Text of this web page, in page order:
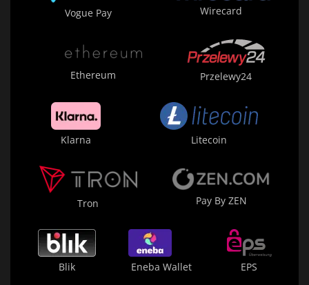
Vogue Pay Wirecard
Ethereum Przelewy24
Klarna Litecoin
Tron Pay By ZEN
Blik Eneba Wallet EPS